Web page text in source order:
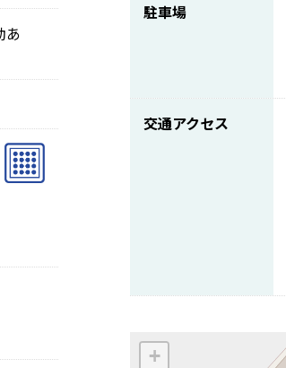
あ
駐車場
交通アクセス
+